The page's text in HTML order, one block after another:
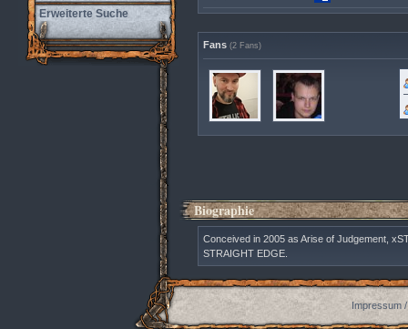
Erweiterte Suche
Fans (2 Fans)
Biographie
Conceived in 2005 as Arise of Judgement,
STRAIGHT EDGE.
Impressum